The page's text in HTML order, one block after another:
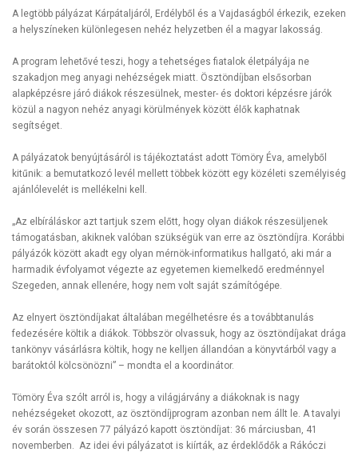
A legtöbb pályázat Kárpátaljáról, Erdélyből és a Vajdaságból érkezik, ezeken
a helyszíneken különlegesen nehéz helyzetben él a magyar lakosság.
A program lehetővé teszi, hogy a tehetséges fiatalok életpályája ne
szakadjon meg anyagi nehézségek miatt. Ösztöndíjban elsősorban
alapképzésre járó diákok részesülnek, mester- és doktori képzésre járók
közül a nagyon nehéz anyagi körülmények között élők kaphatnak
segítséget.
A pályázatok benyújtásáról is tájékoztatást adott Tömöry Éva, amelyből
kitűnik: a bemutatkozó levél mellett többek között egy közéleti személyiség
ajánlólevelét is mellékelni kell.
„Az elbíráláskor azt tartjuk szem előtt, hogy olyan diákok részesüljenek
támogatásban, akiknek valóban szükségük van erre az ösztöndíjra. Korábbi
pályázók között akadt egy olyan mérnök-informatikus hallgató, aki már a
harmadik évfolyamot végezte az egyetemen kiemelkedő eredménnyel
Szegeden, annak ellenére, hogy nem volt saját számítógépe.
Az elnyert ösztöndíjakat általában megélhetésre és a továbbtanulás
fedezésére költik a diákok. Többször olvassuk, hogy az ösztöndíjakat drága
tankönyv vásárlásra költik, hogy ne kelljen állandóan a könyvtárból vagy a
barátoktól kölcsönözni” – mondta el a koordinátor.
Tömöry Éva szólt arról is, hogy a világjárvány a diákoknak is nagy
nehézségeket okozott, az ösztöndíjprogram azonban nem állt le. A tavalyi
év során összesen 77 pályázó kapott ösztöndíjat: 36 márciusban, 41
novemberben. Az idei évi pályázatot is kiírták, az érdeklődők a Rákóczi